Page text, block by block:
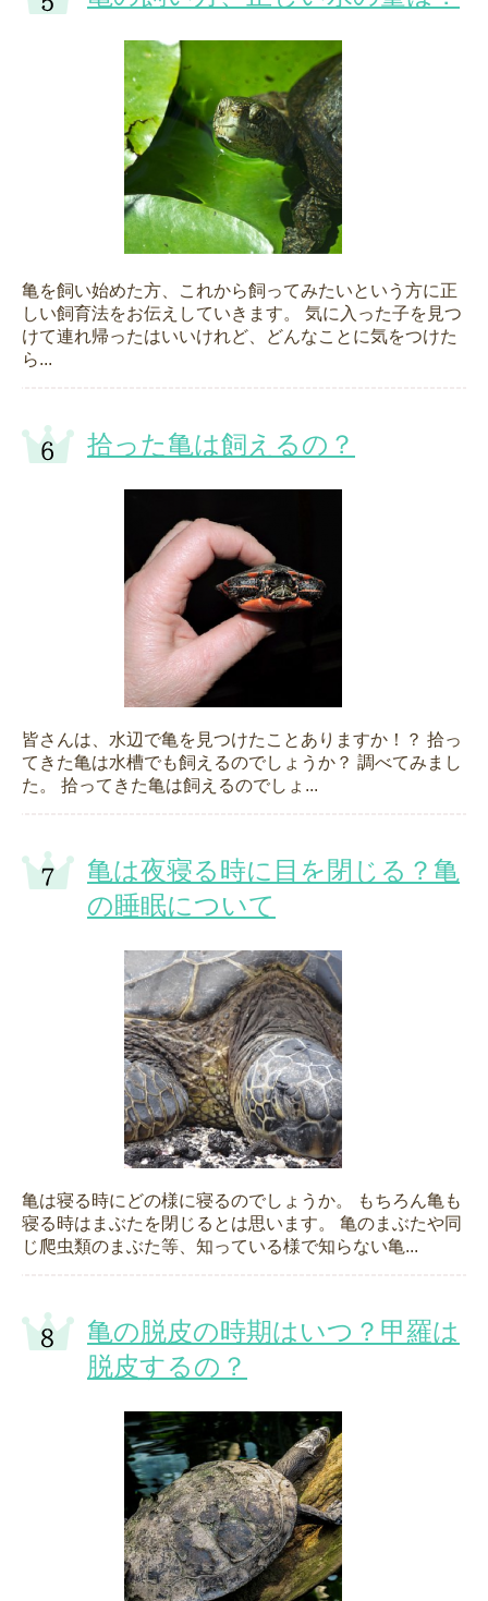
亀を飼い始めた方、これから飼ってみたいという方に正
しい飼育法をお伝えしていきます。 気に入った子を見つ
けて連れ帰ったはいいけれど、どんなことに気をつけた
ら...
拾った亀は飼えるの？
皆さんは、水辺で亀を見つけたことありますか！？ 拾っ
てきた亀は水槽でも飼えるのでしょうか？ 調べてみまし
た。 拾ってきた亀は飼えるのでしょ...
亀は夜寝る時に目を閉じる？亀
の睡眠について
亀は寝る時にどの様に寝るのでしょうか。 もちろん亀も
寝る時はまぶたを閉じるとは思います。 亀のまぶたや同
じ爬虫類のまぶた等、知っている様で知らない亀...
亀の脱皮の時期はいつ？甲羅は
脱皮するの？